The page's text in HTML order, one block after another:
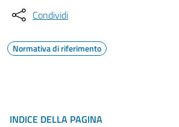
Condividi
Normativa di riferimento
INDICE DELLA PAGINA